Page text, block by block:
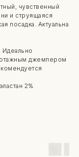
чувственный
и струящаяся
посадка. Актуальна
Идеально
джемпером
2%